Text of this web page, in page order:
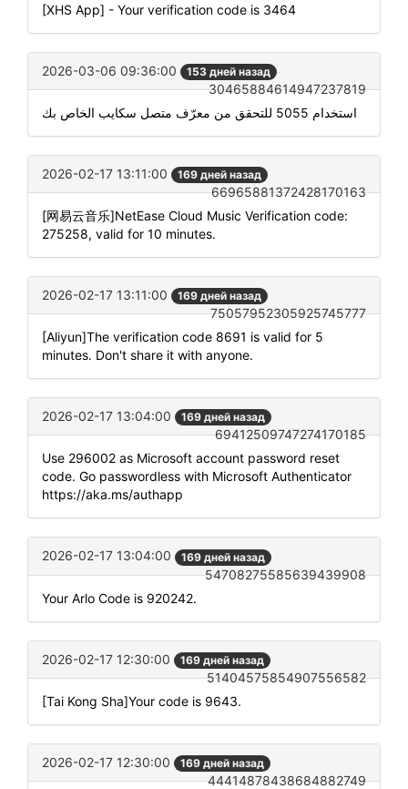
[XHS App] - Your verification code is 3464
2026-03-06 09:36:00 153 дней назад
30465884614947237819
استخدام 5055 للتحقق من معرّف متصل سكايب الخاص بك
2026-02-17 13:11:00 169 дней назад
66965881372428170163
[网易云音乐]NetEase Cloud Music Verification code:
275258, valid for 10 minutes.
2026-02-17 13:11:00 169 дней назад
75057952305925745777
[Aliyun]The verification code 8691 is valid for 5
minutes. Don't share it with anyone.
2026-02-17 13:04:00 169 дней назад
69412509747274170185
Use 296002 as Microsoft account password reset
code. Go passwordless with Microsoft Authenticator
https://aka.ms/authapp
2026-02-17 13:04:00 169 дней назад
54708275585639439908
Your Arlo Code is 920242.
2026-02-17 12:30:00 169 дней назад
51404575854907556582
[Tai Kong Sha]Your code is 9643.
2026-02-17 12:30:00 169 дней назад
44414878438684882749